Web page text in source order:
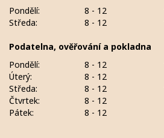
Pondělí:
8 - 12
Středa:
8 - 12
Podatelna, ověřování a pokladna
Pondělí:
8 - 12
Úterý:
8 - 12
Středa:
8 - 12
Čtvrtek:
8 - 12
Pátek:
8 - 12